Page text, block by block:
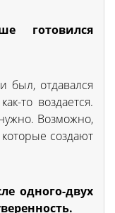
отдавался
то воздается.
Возможно,
создают
одного-двух